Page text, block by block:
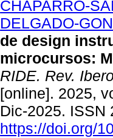
CHAPARRO-
DELGADO-
de design
microcursos:
RIDE. Rev.
[online]. 2025,
Dic-2025. ISSN
https://doi.org/